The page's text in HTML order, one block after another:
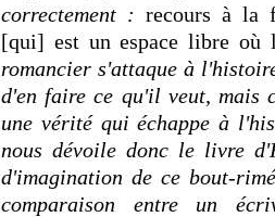
correctement : recours à la
[qui] est un espace libre
romancier s'attaque à
d'en faire ce qu'il veut, mais
une vérité qui échappe à
nous dévoile donc le livre
d'imagination de ce bout-
comparaison entre un